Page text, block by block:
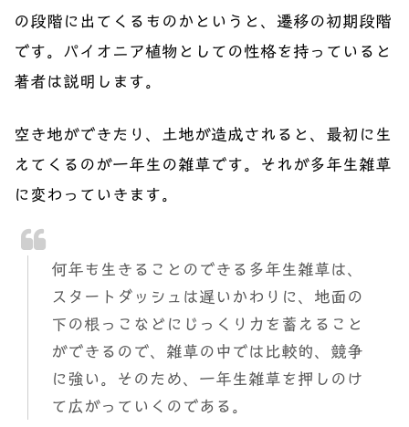
の段階に出てくるものかというと、遷移の初期段階
です。パイオニア植物としての性格を持っていると
著者は説明します。
空き地ができたり、土地が造成されると、最初に生
えてくるのが一年生の雑草です。それが多年生雑草
に変わっていきます。
何年も生きることのできる多年生雑草は、
スタートダッシュは遅いかわりに、地面の
下の根っこなどにじっくり力を蓄えること
ができるので、雑草の中では比較的、競争
に強い。そのため、一年生雑草を押しのけ
て広がっていくのである。